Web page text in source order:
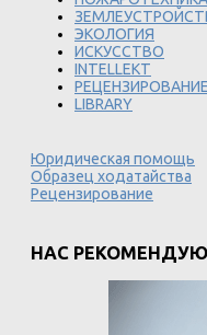
ЭКОЛОГИЯ
ИСКУССТВО
INTELLEKT
РЕЦЕНЗИРОВАНИЕ
LIBRARY
Юридическая помощь
Образец ходатайства
Рецензирование
НАС